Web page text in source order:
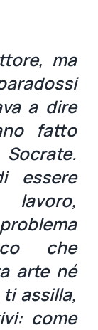
ma
a dire
fatto
essere
che
arte né
assilla,
come